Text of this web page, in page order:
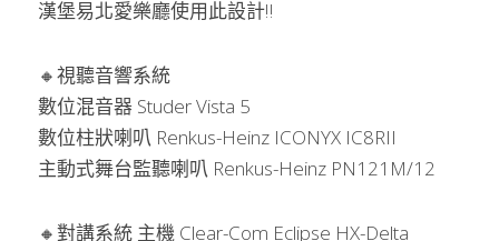
漢堡易北愛樂廳使用此設計‼
🔸視聽音響系統
數位混音器 Studer Vista 5
數位柱狀喇叭 Renkus-Heinz ICONYX IC8RII
主動式舞台監聽喇叭 Renkus-Heinz PN121M/12
🔸對講系統 主機 Clear-Com Eclipse HX-Delta